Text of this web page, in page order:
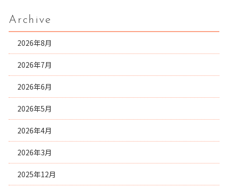
Archive
2026年8月
2026年7月
2026年6月
2026年5月
2026年4月
2026年3月
2025年12月